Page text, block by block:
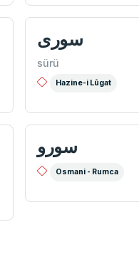
سوری
sürü
Hazine-i Lûgat
سورو
Osmani - Rumca